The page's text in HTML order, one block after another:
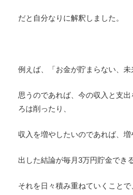
だと自分なりに解釈しました。
例えば、「お金が貯まらない、未
思うのであれば、今の収入と支
ろは削ったり、
収入を増やしたいのであれば、増
出した結論が毎月3万円貯金でき
それを日々積み重ねていくこと